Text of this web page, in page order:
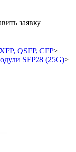
заявку
QSFP, CFP>
SFP28 (25G)>